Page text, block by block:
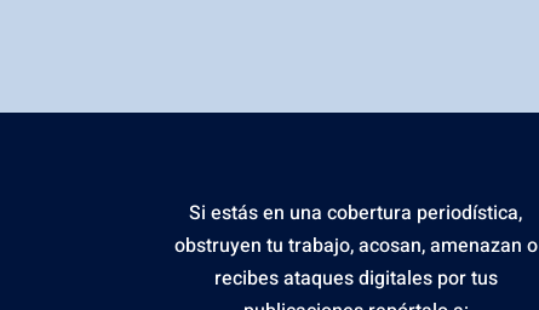
Si estás en una cobertura periodística,
obstruyen tu trabajo, acosan, amenazan o
recibes ataques digitales por tus